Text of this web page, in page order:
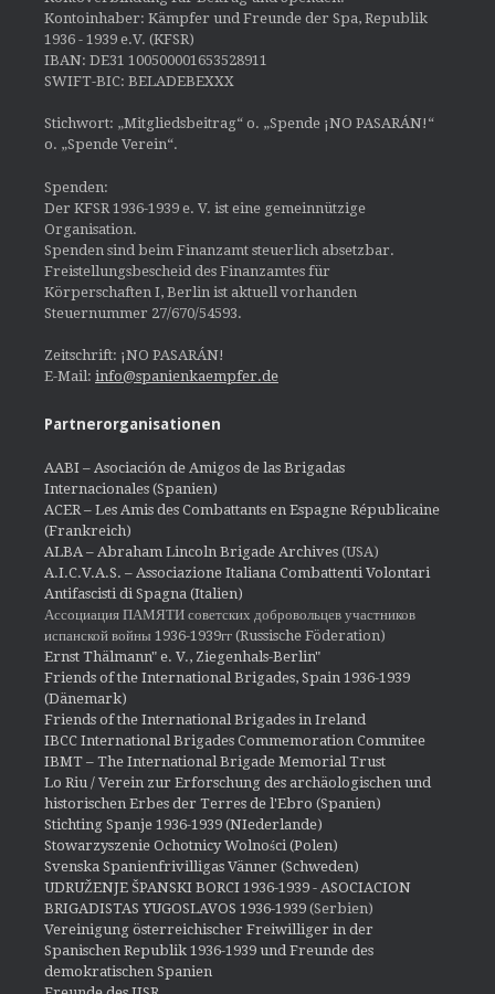
Kontoinhaber: Kämpfer und Freunde der Spa, Republik
1936 - 1939 e.V. (KFSR)
IBAN: DE31 100500001653528911
SWIFT-BIC: BELADEBEXXX
Stichwort: „Mitgliedsbeitrag“ o. „Spende ¡NO PASARÁN!“
o. „Spende Verein“.
Spenden:
Der KFSR 1936-1939 e. V. ist eine gemeinnützige
Organisation.
Spenden sind beim Finanzamt steuerlich absetzbar.
Freistellungsbescheid des Finanzamtes für
Körperschaften I, Berlin ist aktuell vorhanden
Steuernummer 27/670/54593.
Zeitschrift: ¡NO PASARÁN!
E-Mail: info@spanienkaempfer.de
Partnerorganisationen
AABI – Asociación de Amigos de las Brigadas
Internacionales (Spanien)
ACER – Les Amis des Combattants en Espagne Républicaine
(Frankreich)
ALBA – Abraham Lincoln Brigade Archives (USA)
A.I.C.V.A.S. – Associazione Italiana Combattenti Volontari
Antifascisti di Spagna (Italien)
Ассоциация ПАМЯТИ советских добровольцев участников
испанской войны 1936-1939гг (Russische Föderation)
Ernst Thälmann" e. V., Ziegenhals-Berlin"
Friends of the International Brigades, Spain 1936-1939
(Dänemark)
Friends of the International Brigades in Ireland
IBCC International Brigades Commemoration Commitee
IBMT – The International Brigade Memorial Trust
Lo Riu / Verein zur Erforschung des archäologischen und
historischen Erbes der Terres de l'Ebro (Spanien)
Stichting Spanje 1936-1939 (NIederlande)
Stowarzyszenie Ochotnicy Wolności (Polen)
Svenska Spanienfrivilligas Vänner (Schweden)
UDRUŽENJE ŠPANSKI BORCI 1936-1939 - ASOCIACION
BRIGADISTAS YUGOSLAVOS 1936-1939 (Serbien)
Vereinigung österreichischer Freiwilliger in der
Spanischen Republik 1936-1939 und Freunde des
demokratischen Spanien